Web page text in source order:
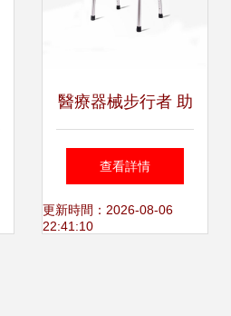
醫療器械步行者 助
行器械的正確選擇
與使用指南
查看詳情
更新時間：2026-08-06
22:41:10